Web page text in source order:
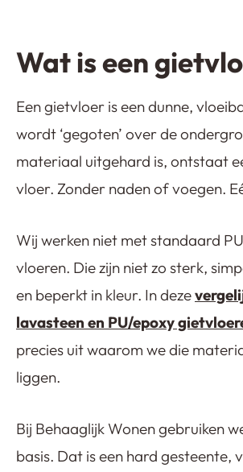
Wat is een
Een gietvloer is een dunne,
wordt ‘gegoten’ over de
materiaal uitgehard is, ontstaat
vloer. Zonder naden of voegen.
Wij werken niet met standaard
vloeren. Die zijn niet zo sterk,
en beperkt in kleur. In deze
lavasteen en PU/epoxy
precies uit waarom we die
liggen.
Bij Behaaglijk Wonen gebruiken
basis. Dat is een hard gesteente,